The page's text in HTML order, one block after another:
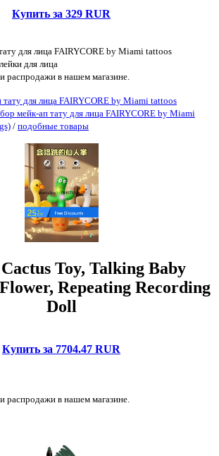
Купить за 329 RUR
для лица FAIRYCORE by Miami tattoos
для лица
распродажи в нашем магазине.
для лица FAIRYCORE by Miami tattoos
мейк-ап тату для лица FAIRYCORE by Miami
/ подобные товары
Toy, Talking Baby
Repeating Recording
Doll
Купить за 7704.47 RUR
распродажи в нашем магазине.